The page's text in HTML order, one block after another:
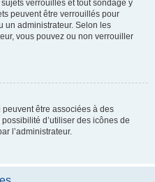
verrouillés et tout sondage y
peuvent être verrouillés pour
un administrateur. Selon les
vous pouvez ou non verrouiller
être associées à des
d’utiliser des icônes de
l’administrateur.